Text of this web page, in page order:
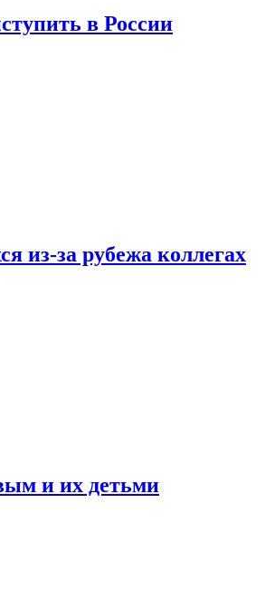
в России
из-за рубежа коллегах
и их детьми